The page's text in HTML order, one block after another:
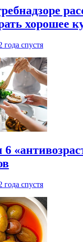
хорошее
года спустя
года спустя